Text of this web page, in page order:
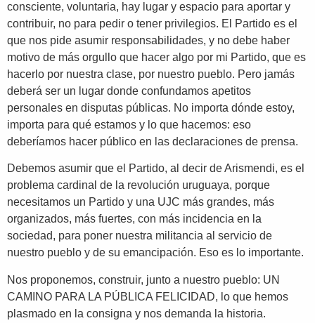
consciente, voluntaria, hay lugar y espacio para aportar y
contribuir, no para pedir o tener privilegios. El Partido es el
que nos pide asumir responsabilidades, y no debe haber
motivo de más orgullo que hacer algo por mi Partido, que es
hacerlo por nuestra clase, por nuestro pueblo. Pero jamás
deberá ser un lugar donde confundamos apetitos
personales en disputas públicas. No importa dónde estoy,
importa para qué estamos y lo que hacemos: eso
deberíamos hacer público en las declaraciones de prensa.
Debemos asumir que el Partido, al decir de Arismendi, es el
problema cardinal de la revolución uruguaya, porque
necesitamos un Partido y una UJC más grandes, más
organizados, más fuertes, con más incidencia en la
sociedad, para poner nuestra militancia al servicio de
nuestro pueblo y de su emancipación. Eso es lo importante.
Nos proponemos, construir, junto a nuestro pueblo: UN
CAMINO PARA LA PÚBLICA FELICIDAD, lo que hemos
plasmado en la consigna y nos demanda la historia.